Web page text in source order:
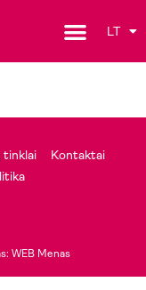
LT
tinklai
Kontaktai
WEB Menas